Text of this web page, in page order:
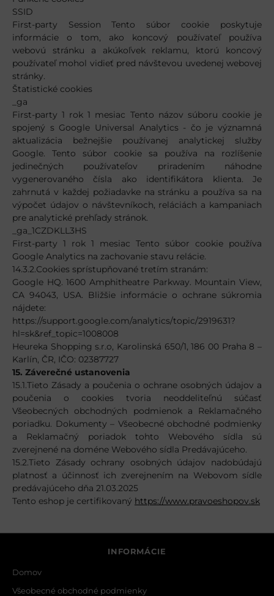
SSID
First-party Session Tento súbor cookie poskytuje
informácie o tom, ako koncový používateľ používa
webovú stránku a akúkoľvek reklamu, ktorú koncový
používateľ mohol vidieť pred návštevou uvedenej webovej
stránky.
Štatistické cookies
_ga
First-party 1 rok 1 mesiac Tento názov súboru cookie je
spojený s Google Universal Analytics - čo je významná
aktualizácia bežnejšie používanej analytickej služby
Google. Tento súbor cookie sa používa na rozlíšenie
jedinečných používateľov priradením náhodne
vygenerovaného čísla ako identifikátora klienta. Je
zahrnutá v každej požiadavke na stránku a používa sa na
výpočet údajov o návštevníkoch, reláciách a kampaniach
pre analytické prehľady stránok.
_ga_1CZDKLL3HS
First-party 1 rok 1 mesiac Tento súbor cookie používa
Google Analytics na zachovanie stavu relácie.
14.3.2.Cookies sprístupňované tretím stranám:
Google HQ. 1600 Amphitheatre Parkway. Mountain View,
CA 94043, USA. Bližšie informácie o ochrane súkromia
nájdete:
https://support.google.com/analytics/topic/2919631?
hl=sk&ref_topic=1008008
Heureka Shopping s.r.o, Karolinská 650/1, 186 00 Praha 8 –
Karlín, ČR, IČO: 02387727
15. Záverečné ustanovenia
15.1.Tieto Zásady a poučenia o ochrane osobných údajov a
poučenia o cookies tvoria neoddeliteľnú súčasť
Všeobecných obchodných podmienok a Reklamačného
poriadku. Dokumenty – Všeobecné obchodné podmienky
a Reklamačný poriadok tohto Webového sídla sú
zverejnené na doméne Webového sídla Predávajúceho.
15.2.Tieto Zásady ochrany osobných údajov nadobúdajú
platnosť a účinnosť ich zverejnením na Webovom sídle
predávajúceho dňa 21.03.2025
Tento eshop je certifikovaný https://www.pravoeshopov.sk
INFORMÁCIE
Domov
Všeobecné obchodné podmienky